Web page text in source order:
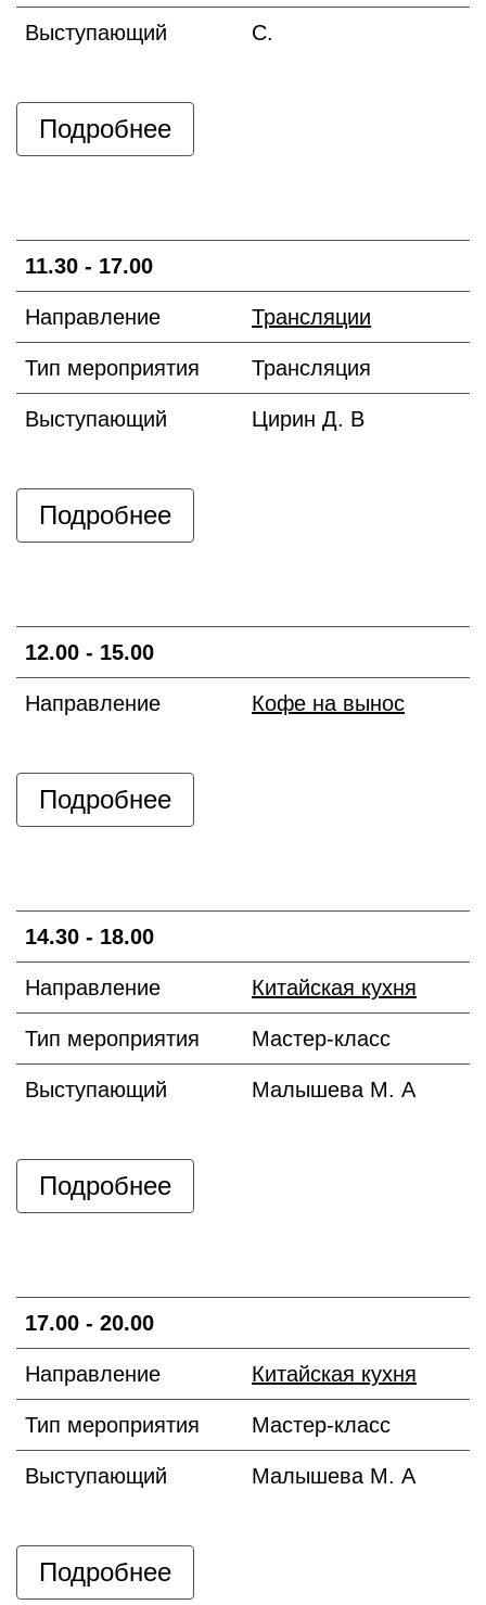
Выступающий С.
Подробнее
11.30 - 17.00
Направление Трансляции
Тип мероприятия Трансляция
Выступающий Цирин Д. В
Подробнее
12.00 - 15.00
Направление Кофе на вынос
Подробнее
14.30 - 18.00
Направление Китайская кухня
Тип мероприятия Мастер-класс
Выступающий Малышева М. А
Подробнее
17.00 - 20.00
Направление Китайская кухня
Тип мероприятия Мастер-класс
Выступающий Малышева М. А
Подробнее